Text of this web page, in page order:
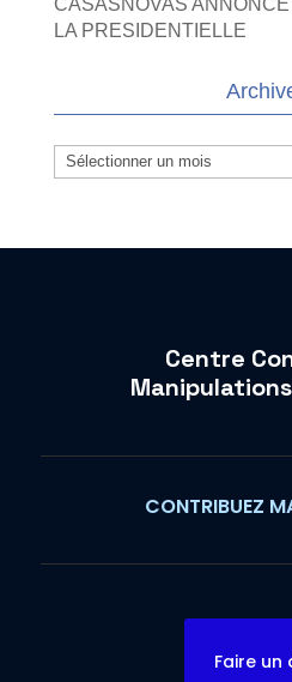
LA PRESIDENTIELLE
Archives
Centre
CONTRIBUEZ
Faire un